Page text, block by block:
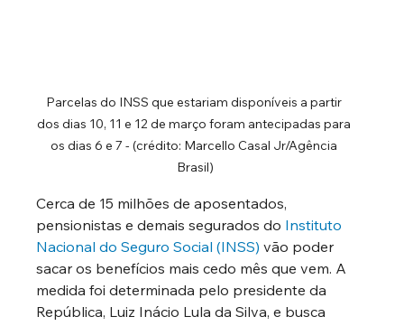
Parcelas do INSS que estariam disponíveis a partir
dos dias 10, 11 e 12 de março foram antecipadas para
os dias 6 e 7 - (crédito: Marcello Casal Jr/Agência
Brasil)
Cerca de 15 milhões de aposentados,
pensionistas e demais segurados do Instituto
Nacional do Seguro Social (INSS) vão poder
sacar os benefícios mais cedo mês que vem. A
medida foi determinada pelo presidente da
República, Luiz Inácio Lula da Silva, e busca